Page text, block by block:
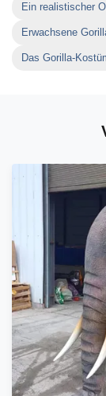
Ein realistischer
Erwachsene
Das Gorilla-